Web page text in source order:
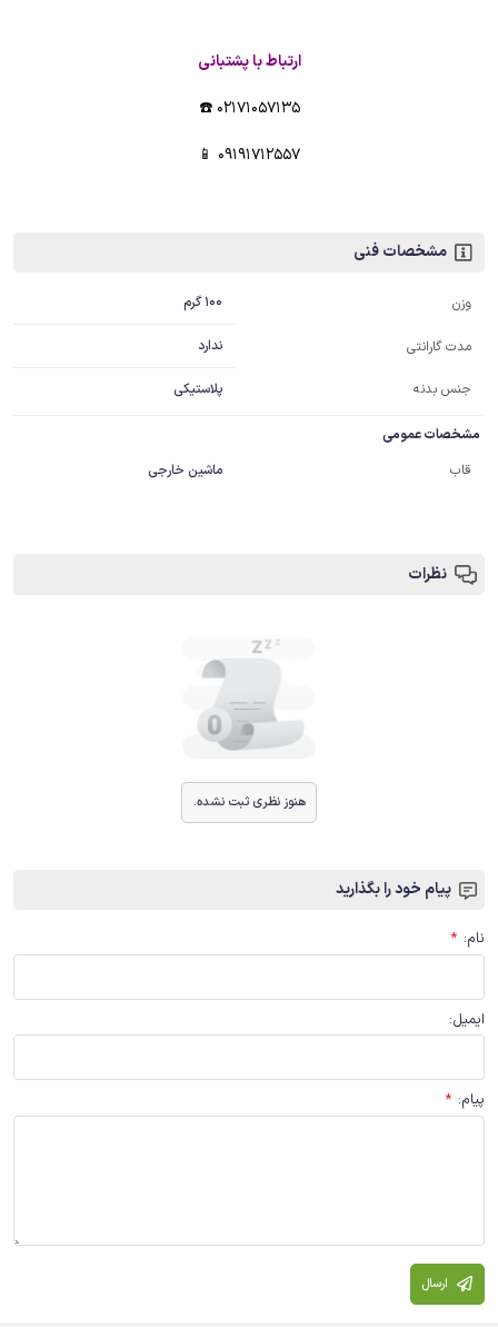
ارتباط با پشتبانی
02171057135 ☎️
09191712557 📱
مشخصات فنی
وزن 100 گرم
مدت گارانتی ندارد
جنس بدنه پلاستیکی
مشخصات عمومی
قاب
ماشین خارجی
نظرات
هنوز نظری ثبت نشده.
پیام خود را بگذارید
نام:
*
ایمیل:
پیام:
*
ارسال